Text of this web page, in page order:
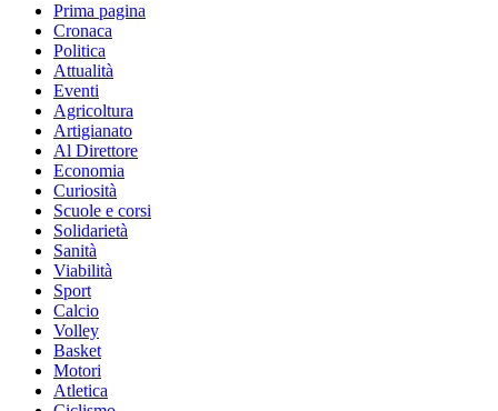
Prima pagina
Cronaca
Politica
Attualità
Eventi
Agricoltura
Artigianato
Al Direttore
Economia
Curiosità
Scuole e corsi
Solidarietà
Sanità
Viabilità
Sport
Calcio
Volley
Basket
Motori
Atletica